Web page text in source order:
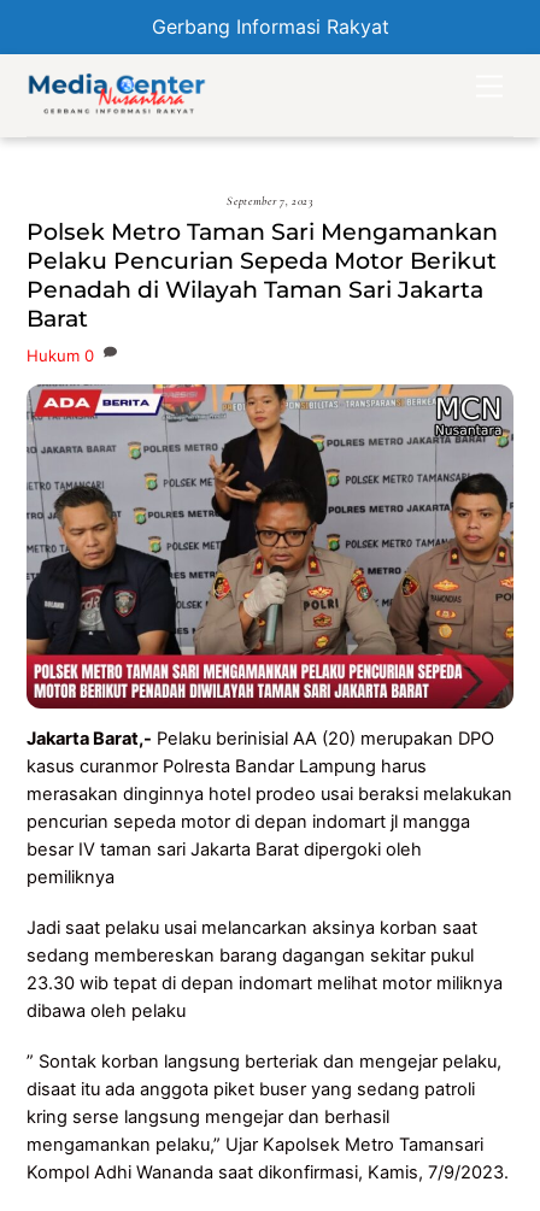
Gerbang Informasi Rakyat
content
September 7, 2023
Polsek Metro Taman Sari Mengamankan
Pelaku Pencurian Sepeda Motor Berikut
Penadah di Wilayah Taman Sari Jakarta
Barat
Hukum 0
Jakarta Barat,- Pelaku berinisial AA (20) merupakan DPO
kasus curanmor Polresta Bandar Lampung harus
merasakan dinginnya hotel prodeo usai beraksi melakukan
pencurian sepeda motor di depan indomart jl mangga
besar IV taman sari Jakarta Barat dipergoki oleh
pemiliknya
Jadi saat pelaku usai melancarkan aksinya korban saat
sedang membereskan barang dagangan sekitar pukul
23.30 wib tepat di depan indomart melihat motor miliknya
dibawa oleh pelaku
” Sontak korban langsung berteriak dan mengejar pelaku,
disaat itu ada anggota piket buser yang sedang patroli
kring serse langsung mengejar dan berhasil
mengamankan pelaku,” Ujar Kapolsek Metro Tamansari
Kompol Adhi Wananda saat dikonfirmasi, Kamis, 7/9/2023.